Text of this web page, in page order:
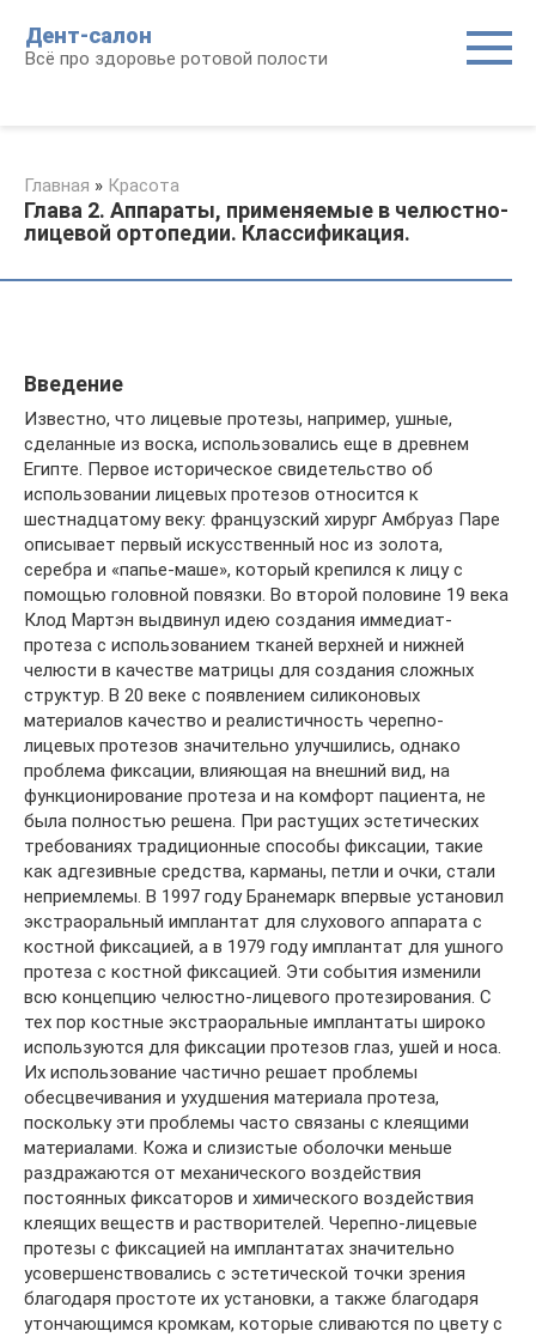
контенту
Дент-салон
Всё про здоровье ротовой полости
Главная » Красота
Глава 2. Аппараты, применяемые в челюстно-
лицевой ортопедии. Классификация.
Введение
Известно, что лицевые протезы, например, ушные,
сделанные из воска, использовались еще в древнем
Египте. Первое историческое свидетельство об
использовании лицевых протезов относится к
шестнадцатому веку: французский хирург Амбруаз Паре
описывает первый искусственный нос из золота,
серебра и «папье-маше», который крепился к лицу с
помощью головной повязки. Во второй половине 19 века
Клод Мартэн выдвинул идею создания иммедиат-
протеза с использованием тканей верхней и нижней
челюсти в качестве матрицы для создания сложных
структур. В 20 веке с появлением силиконовых
материалов качество и реалистичность черепно-
лицевых протезов значительно улучшились, однако
проблема фиксации, влияющая на внешний вид, на
функционирование протеза и на комфорт пациента, не
была полностью решена. При растущих эстетических
требованиях традиционные способы фиксации, такие
как адгезивные средства, карманы, петли и очки, стали
неприемлемы. В 1997 году Бранемарк впервые установил
экстраоральный имплантат для слухового аппарата с
костной фиксацией, а в 1979 году имплантат для ушного
протеза с костной фиксацией. Эти события изменили
всю концепцию челюстно-лицевого протезирования. С
тех пор костные экстраоральные имплантаты широко
используются для фиксации протезов глаз, ушей и носа.
Их использование частично решает проблемы
обесцвечивания и ухудшения материала протеза,
поскольку эти проблемы часто связаны с клеящими
материалами. Кожа и слизистые оболочки меньше
раздражаются от механического воздействия
постоянных фиксаторов и химического воздействия
клеящих веществ и растворителей. Черепно-лицевые
протезы с фиксацией на имплантатах значительно
усовершенствовались с эстетической точки зрения
благодаря простоте их установки, а также благодаря
утончающимся кромкам, которые сливаются по цвету с